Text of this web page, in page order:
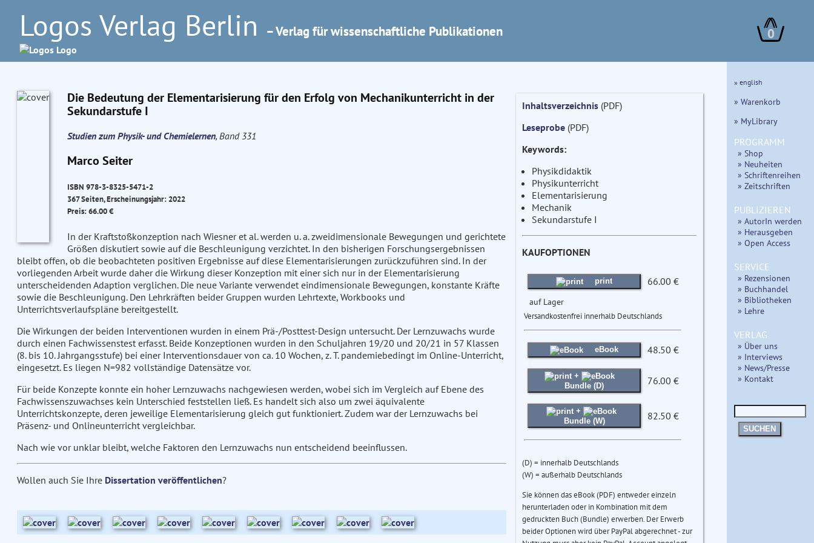
Logos Verlag Berlin – Verlag für wissenschaftliche Publikationen 0
Die Bedeutung der Elementarisierung für den Erfolg von Mechanikunterricht in der
Sekundarstufe I
Studien zum Physik- und Chemielernen, Band 331
Marco Seiter
ISBN 978-3-8325-5471-2
367 Seiten, Erscheinungsjahr: 2022
Preis: 66.00 €
In der Kraftstoßkonzeption nach Wiesner et al. werden u. a. zweidimensionale Bewegungen und gerichtete
Größen diskutiert sowie auf die Beschleunigung verzichtet. In den bisherigen Forschungsergebnissen
bleibt offen, ob die beobachteten positiven Ergebnisse auf diese Elementarisierungen zurückzuführen sind. In der
vorliegenden Arbeit wurde daher die Wirkung dieser Konzeption mit einer sich nur in der Elementarisierung
unterscheidenden Adaption verglichen. Die neue Variante verwendet eindimensionale Bewegungen, konstante Kräfte
sowie die Beschleunigung. Den Lehrkräften beider Gruppen wurden Lehrtexte, Workbooks und
Unterrichtsverlaufspläne bereitgestellt.
Die Wirkungen der beiden Interventionen wurden in einem Prä-/Posttest-Design untersucht. Der Lernzuwachs wurde
durch einen Fachwissenstest erfasst. Beide Konzeptionen wurden in den Schuljahren 19/20 und 20/21 in 57 Klassen
(8. bis 10. Jahrgangsstufe) bei einer Interventionsdauer von ca. 10 Wochen, z. T. pandemiebedingt im Online-Unterricht,
eingesetzt. Es liegen N=982 vollständige Datensätze vor.
Für beide Konzepte konnte ein hoher Lernzuwachs nachgewiesen werden, wobei sich im Vergleich auf Ebene des
Fachwissenszuwachses kein Unterschied feststellen ließ. Es handelt sich also um zwei äquivalente
Unterrichtskonzepte, deren jeweilige Elementarisierung gleich gut funktioniert. Zudem war der Lernzuwachs bei
Präsenz- und Onlineunterricht vergleichbar.
Nach wie vor unklar bleibt, welche Faktoren den Lernzuwachs nun entscheidend beeinflussen.
Wollen auch Sie Ihre Dissertation veröffentlichen?
Inhaltsverzeichnis(PDF)
Leseprobe(PDF)
Keywords:
Physikdidaktik
Physikunterricht
Elementarisierung
Mechanik
Sekundarstufe I
KAUFOPTIONEN
print 66.00 €
auf Lager
Versandkostenfrei innerhalb Deutschlands
eBook 48.50 €
+
Bundle (D)
76.00 €
+
Bundle (W)
82.50 €
(D) = innerhalb Deutschlands
(W) = außerhalb Deutschlands
Sie können das eBook (PDF) entweder einzeln
herunterladen oder in Kombination mit dem
gedruckten Buch (Bundle) erwerben. Der Erwerb
beider Optionen wird über PayPal abgerechnet - zur
» english
» Warenkorb
» MyLibrary
PROGRAMM
» Shop
» Neuheiten
» Schriftenreihen
» Zeitschriften
PUBLIZIEREN
» AutorIn werden
» Herausgeben
» Open Access
SERVICE
» Rezensionen
» Buchhandel
» Bibliotheken
» Lehre
VERLAG
» Über uns
» Interviews
» News/Presse
» Kontakt
SUCHEN